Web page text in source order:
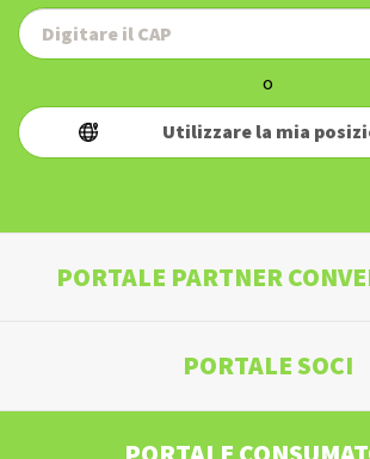
o
Utilizzare la mia
PORTALE PARTNER
PORTALE SOCI